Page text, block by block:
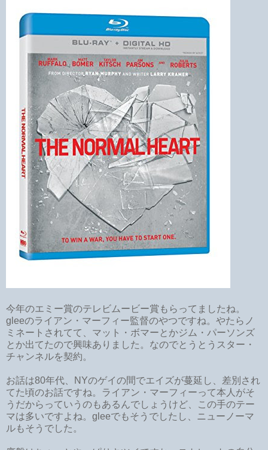
今年のエミー賞のテレビムービー賞もらってましたね。
gleeのライアン・マーフィー監督のやつですね。やたらノ
ミネートされてて、マット・ボマーとかジム・パーソンズ
とか出てたので興味ありました。なのでとうとうスター・
チャンネルを契約。
お話は80年代、NYのゲイの間でエイズが蔓延し、差別され
てた頃のお話ですね。ライアン・マーフィーって本人がそ
うだからっていうのもあるんでしょうけど、この手のテー
マは多いですよね。gleeでもそうでしたし、ニューノーマ
ルもそうでした。